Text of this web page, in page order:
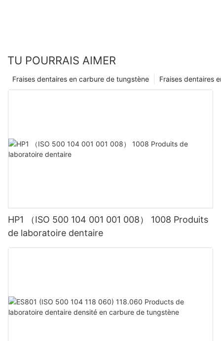
TU POURRAIS AIMER
Fraises dentaires
Fraises dentaires en carbure de tungstène
HP1 （ISO 500 104 001 001 008） 1008 Produits
de laboratoire dentaire